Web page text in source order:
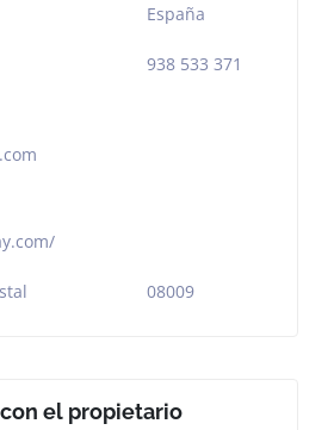
España
938 533 371
08009
el propietario